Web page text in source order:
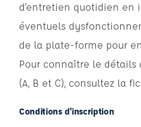
d’entretien quotidien en
éventuels
de la plate-forme pour
Pour connaître le détails
(A, B et C), consultez la
Conditions d'inscription